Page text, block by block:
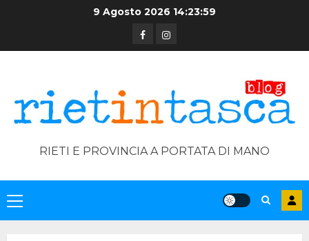
9 Agosto 2026 14:23:59
FacebookInstagram
RIETI E PROVINCIA A PORTATA DI MANO
Primary
Menu